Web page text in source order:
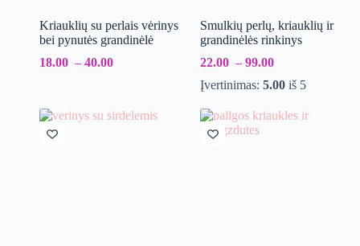
Kriauklių su perlais vėrinys
bei pynutės grandinėlė
18.00 – 40.00
Smulkių perlų, kriauklių ir
grandinėlės rinkinys
22.00 – 99.00
Įvertinimas: 5.00iš 5